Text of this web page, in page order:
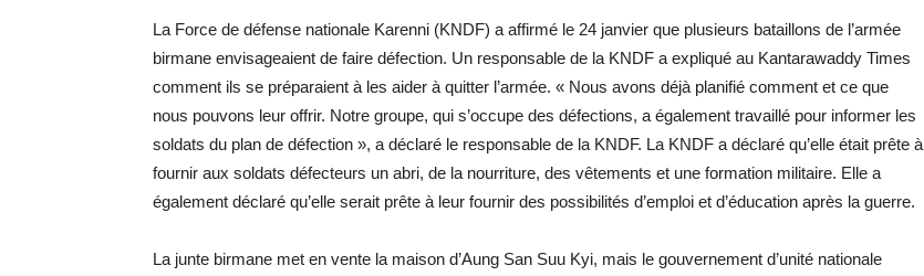
La Force de défense nationale Karenni (KNDF) a affirmé le 24 janvier que plusieurs bataillons de l’armée
birmane envisageaient de faire défection. Un responsable de la KNDF a expliqué au Kantarawaddy Times
comment ils se préparaient à les aider à quitter l’armée. « Nous avons déjà planifié comment et ce que
nous pouvons leur offrir. Notre groupe, qui s’occupe des défections, a également travaillé pour informer les
soldats du plan de défection », a déclaré le responsable de la KNDF. La KNDF a déclaré qu’elle était prête à
fournir aux soldats défecteurs un abri, de la nourriture, des vêtements et une formation militaire. Elle a
également déclaré qu’elle serait prête à leur fournir des possibilités d’emploi et d’éducation après la guerre.
La junte birmane met en vente la maison d’Aung San Suu Kyi, mais le gouvernement d’unité nationale